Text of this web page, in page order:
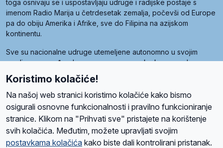
toga osnivaju se i uspostavljaju udruge i radijske postaje s
imenom Radio Marija u četrdesetak zemalja, počevši od Europe
pa do obiju Amerika i Afrike, sve do Filipina na azijskom
kontinentu.
Sve su nacionalne udruge utemeljene autonomno u svojim
zemljama, a međusobna su povezane preko krovne udruge
pod nazivom Svjetska obitelj Radio Marije (World Family of
Radio Maria). Svjetsku obitelj utemeljilo je sedam članica, među
kojima je i hrvatska Udruga Radio Marija.
O namaRadio ProgramVolonteriPrijateljiKontaktPravila privatnosti
Koristimo kolačiće!
Na našoj web stranici koristimo kolačiće kako bismo
osigurali osnovne funkcionalnosti i pravilno funkcioniranje
stranice. Klikom na "Prihvati sve" pristajete na korištenje
svih kolačića. Međutim, možete upravljati svojim
postavkama kolačića kako biste dali kontrolirani pristanak.